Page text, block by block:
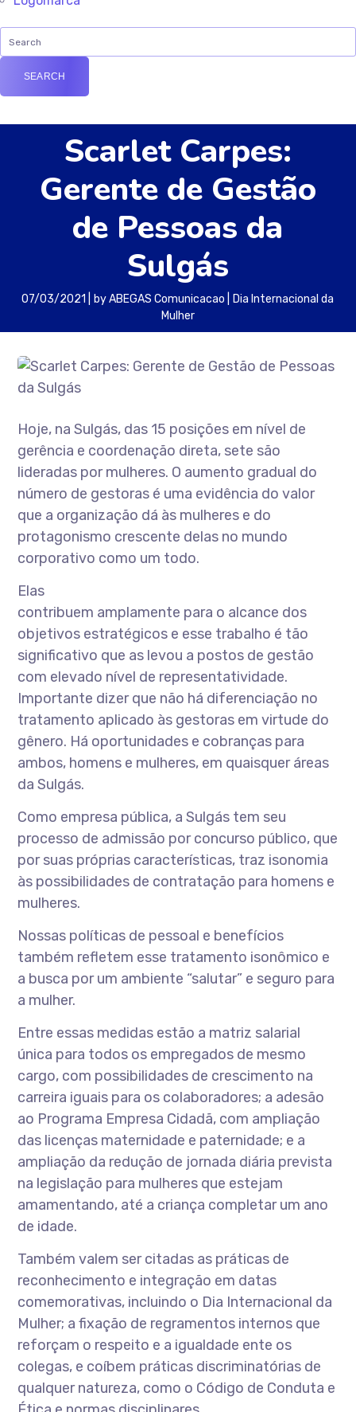
Scarlet Carpes:
Gerente de Gestão
de Pessoas da
Sulgás
07/03/2021 byABEGAS Comunicacao
Dia Internacional da
Mulher
Hoje, na Sulgás, das 15 posições em nível de
gerência e coordenação direta, sete são
lideradas por mulheres. O aumento gradual do
número de gestoras é uma evidência do valor
que a organização dá às mulheres e do
protagonismo crescente delas no mundo
corporativo como um todo.
Elas
contribuem amplamente para o alcance dos
objetivos estratégicos e esse trabalho é tão
significativo que as levou a postos de gestão
com elevado nível de representatividade.
Importante dizer que não há diferenciação no
tratamento aplicado às gestoras em virtude do
gênero. Há oportunidades e cobranças para
ambos, homens e mulheres, em quaisquer áreas
da Sulgás.
Como empresa pública, a Sulgás tem seu
processo de admissão por concurso público, que
por suas próprias características, traz isonomia
às possibilidades de contratação para homens e
mulheres.
Nossas políticas de pessoal e benefícios
também refletem esse tratamento isonômico e
a busca por um ambiente “salutar” e seguro para
a mulher.
Entre essas medidas estão a matriz salarial
única para todos os empregados de mesmo
cargo, com possibilidades de crescimento na
carreira iguais para os colaboradores; a adesão
ao Programa Empresa Cidadã, com ampliação
das licenças maternidade e paternidade; e a
ampliação da redução de jornada diária prevista
na legislação para mulheres que estejam
amamentando, até a criança completar um ano
de idade.
Também valem ser citadas as práticas de
reconhecimento e integração em datas
comemorativas, incluindo o Dia Internacional da
Mulher; a fixação de regramentos internos que
reforçam o respeito e a igualdade ente os
colegas, e coíbem práticas discriminatórias de
qualquer natureza, como o Código de Conduta e